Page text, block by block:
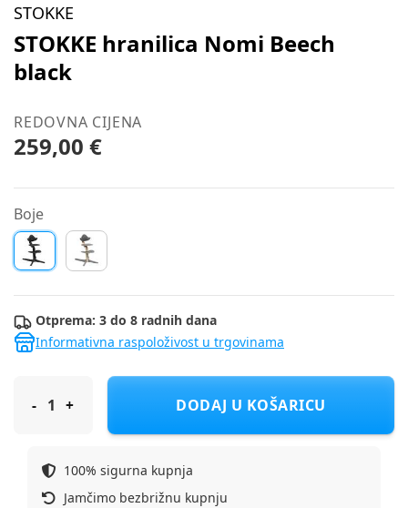
STOKKE
STOKKE hranilica Nomi Beech
black
REDOVNA CIJENA
259,00 €
Boje
Otprema: 3 do 8 radnih dana
Informativna raspoloživost u trgovinama
STOKKE hranilica Nomi Beech black
DODAJ U KOŠARICU
100% sigurna kupnja
Jamčimo bezbrižnu kupnju